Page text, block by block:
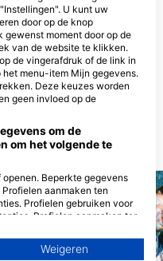
U kunt uw
door op de knop
moment door op de
van de website te klikken.
de vingerafdruk of de link in
menu-item Mijn gegevens.
Deze keuzes worden
geen invloed op de
om de
om het volgende te
Beperkte gegevens
aanmaken ten
Profielen gebruiken voor
Profielen aanmaken ter
advertenties meten.
begrijpen aan de hand van
Weigeren